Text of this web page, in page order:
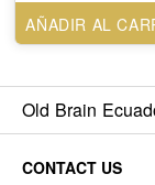
AÑADIR AL
Old Brain
CONTACT US